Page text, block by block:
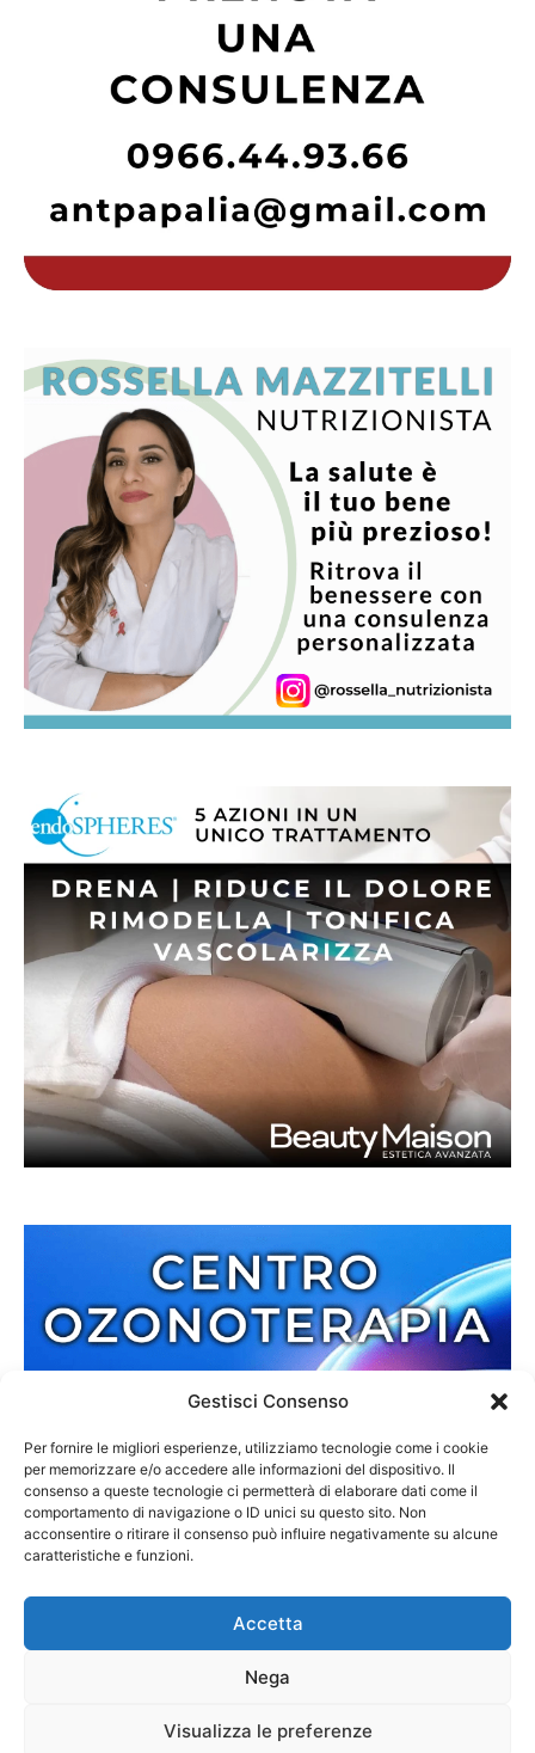
Gestisci Consenso
Per fornire le migliori esperienze, utilizziamo tecnologie come i cookie
per memorizzare e/o accedere alle informazioni del dispositivo. Il
consenso a queste tecnologie ci permetterà di elaborare dati come il
comportamento di navigazione o ID unici su questo sito. Non
acconsentire o ritirare il consenso può influire negativamente su alcune
caratteristiche e funzioni.
Accetta
Nega
Visualizza le preferenze
Contatti Cookie Policy Privacy Policy